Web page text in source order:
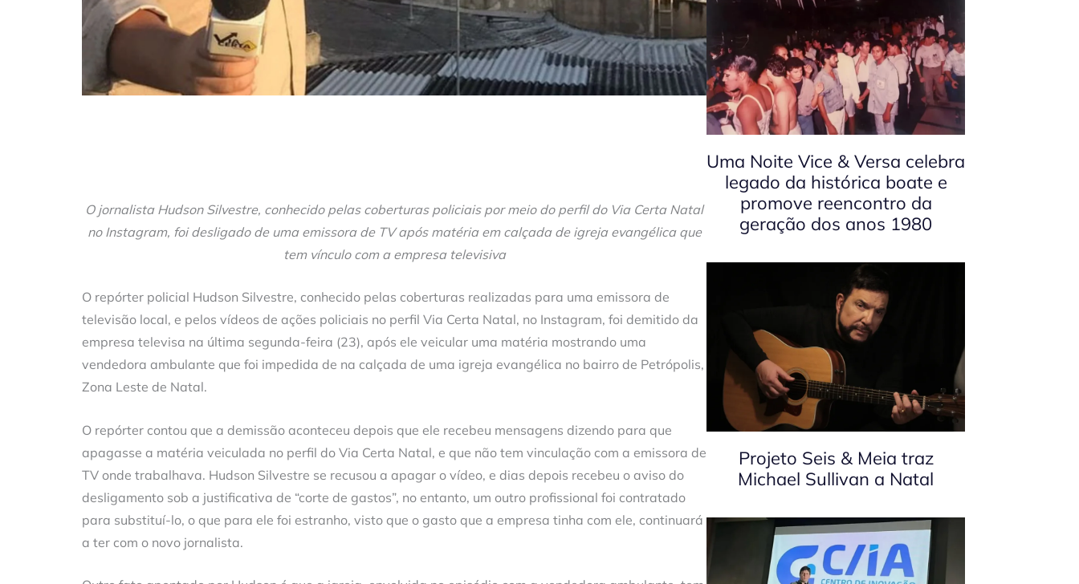
O jornalista Hudson Silvestre, conhecido pelas coberturas policiais por meio do perfil do Via Certa Natal
no Instagram, foi desligado de uma emissora de TV após matéria em calçada de igreja evangélica que
tem vínculo com a empresa televisiva
O repórter policial Hudson Silvestre, conhecido pelas coberturas realizadas para uma emissora de
televisão local, e pelos vídeos de ações policiais no perfil Via Certa Natal, no Instagram, foi demitido da
empresa televisa na última segunda-feira (23), após ele veicular uma matéria mostrando uma
vendedora ambulante que foi impedida de na calçada de uma igreja evangélica no bairro de Petrópolis,
Zona Leste de Natal.
O repórter contou que a demissão aconteceu depois que ele recebeu mensagens dizendo para que
apagasse a matéria veiculada no perfil do Via Certa Natal, e que não tem vinculação com a emissora de
TV onde trabalhava. Hudson Silvestre se recusou a apagar o vídeo, e dias depois recebeu o aviso do
desligamento sob a justificativa de “corte de gastos”, no entanto, um outro profissional foi contratado
para substituí-lo, o que para ele foi estranho, visto que o gasto que a empresa tinha com ele, continuará
a ter com o novo jornalista.
Uma Noite Vice & Versa celebra
legado da histórica boate e
promove reencontro da
geração dos anos 1980
Projeto Seis & Meia traz
Michael Sullivan a Natal